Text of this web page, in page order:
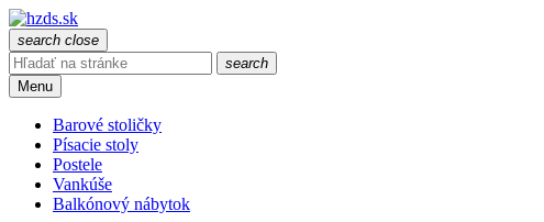
search close
search
Menu
Barové stoličky
Písacie stoly
Postele
Vankúše
Balkónový nábytok